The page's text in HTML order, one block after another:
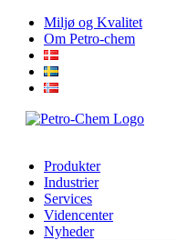
Skip
content
Miljø og Kvalitet
Om Petro-chem
Produkter
Industrier
Services
Videncenter
Nyheder